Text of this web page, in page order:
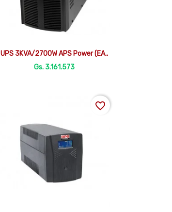
Vista rápida
UPS 3KVA/2700W APS Power (EA..
Gs. 3.161.573
favorite_border